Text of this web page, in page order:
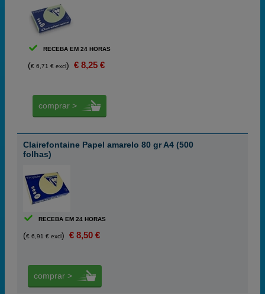
RECEBA EM 24 HORAS
(€ 6,71 € excl) € 8,25 €
comprar >
Clairefontaine Papel amarelo 80 gr A4 (500
folhas)
RECEBA EM 24 HORAS
(€ 6,91 € excl) € 8,50 €
comprar >